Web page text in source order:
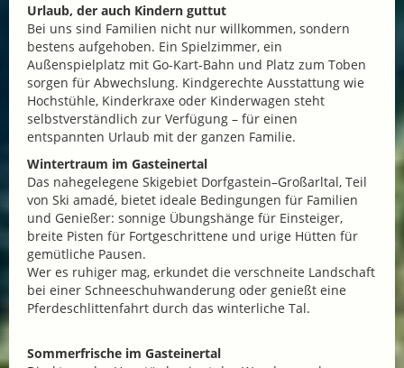
Urlaub, der auch Kindern guttut
Bei uns sind Familien nicht nur willkommen, sondern
bestens aufgehoben. Ein Spielzimmer, ein
Außenspielplatz mit Go-Kart-Bahn und Platz zum Toben
sorgen für Abwechslung. Kindgerechte Ausstattung wie
Hochstühle, Kinderkraxe oder Kinderwagen steht
selbstverständlich zur Verfügung – für einen
entspannten Urlaub mit der ganzen Familie.
Wintertraum im Gasteinertal
Das nahegelegene Skigebiet Dorfgastein–Großarltal, Teil
von Ski amadé, bietet ideale Bedingungen für Familien
und Genießer: sonnige Übungshänge für Einsteiger,
breite Pisten für Fortgeschrittene und urige Hütten für
gemütliche Pausen.
Wer es ruhiger mag, erkundet die verschneite Landschaft
bei einer Schneeschuhwanderung oder genießt eine
Pferdeschlittenfahrt durch das winterliche Tal.
Sommerfrische im Gasteinertal